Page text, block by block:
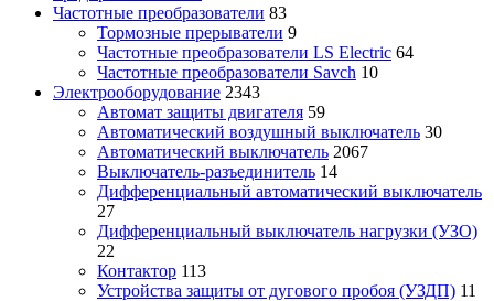
Частотные преобразователи 83
Тормозные прерыватели 9
Частотные преобразователи LS Electric 64
Частотные преобразователи Savch 10
Электрооборудование 2343
Автомат защиты двигателя 59
Автоматический воздушный выключатель 30
Автоматический выключатель 2067
Выключатель-разъединитель 14
Дифференциальный автоматический выключатель
27
Дифференциальный выключатель нагрузки (УЗО)
22
Контактор 113
Устройства защиты от дугового пробоя (УЗДП) 11